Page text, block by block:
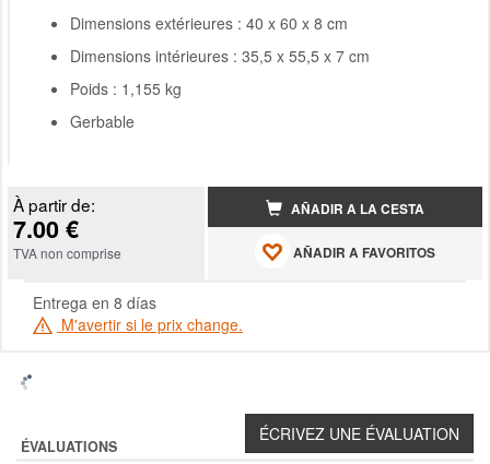
Dimensions extérieures : 40 x 60 x 8 cm
Dimensions intérieures : 35,5 x 55,5 x 7 cm
Poids : 1,155 kg
Gerbable
À partir de:
7.00 €
TVA non comprise
AÑADIR A LA CESTA
AÑADIR A FAVORITOS
Entrega en 8 días
M'avertir si le prix change.
ÉVALUATIONS